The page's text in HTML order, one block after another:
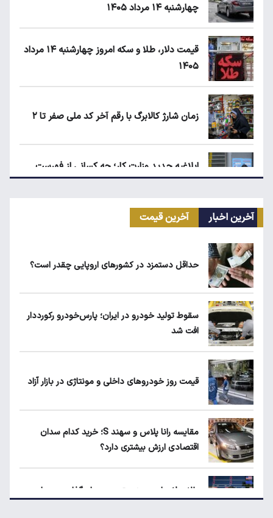
چهارشنبه ۱۴ مرداد ۱۴۰۵
قیمت دلار، طلا و سکه امروز چهارشنبه ۱۴ مرداد
۱۴۰۵
زمان شارژ کالابرگ با رقم آخر کد ملی صفر تا ۲
ابلاغیه جدید وزارت کار؛ چه کسانی از فهرست
مشاغل سخت حذف می‌شوند؟
آخرین اخبار آخرین قیمت
حداقل دستمزد در کشورهای اروپایی چقدر است؟
سقوط تولید خودرو در ایران؛ پارس‌خودرو رکورددار
افت شد
قیمت روز خودروهای داخلی و مونتاژی در بازار آزاد
مقایسه رانا پلاس و سهند S؛ خرید کدام سدان
اقتصادی ارزش بیشتری دارد؟
طلا، دلار یا بورس؛ بهترین سرمایه‌گذاری در سایه